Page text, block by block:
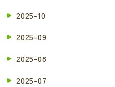
2025-10
2025-09
2025-08
2025-07